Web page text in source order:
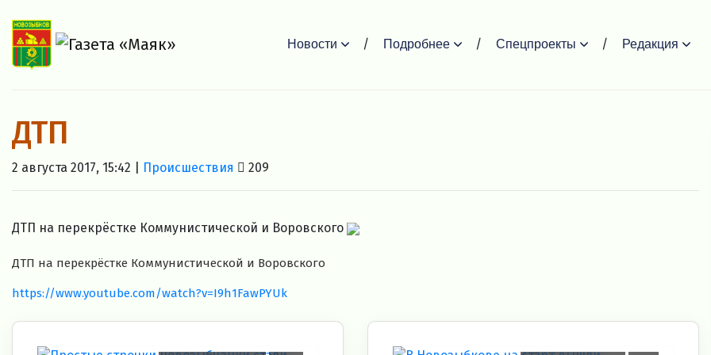
Новости Подробнее Спецпроекты Редакция
ДТП
2 августа 2017, 15:42 | Происшествия 209
ДТП на перекрёстке Коммунистической и Воровского
ДТП на перекрёстке Коммунистической и Воровского
https://www.youtube.com/watch?v=I9h1FawPYUk